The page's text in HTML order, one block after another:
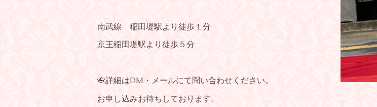
南武線 稲田堤駅より徒歩１分
京王稲田堤駅より徒歩５分
🌺詳細はDM・メールにて問い合わせください。
お申し込みお待ちしております。